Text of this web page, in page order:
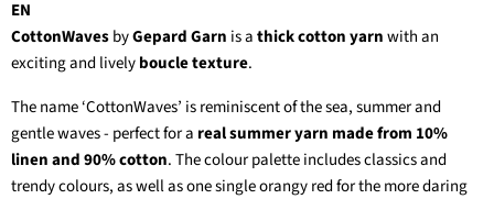
EN
CottonWavesbyGepard Garn is athick cotton yarnwith an
exciting and livelyboucle texture.
The name ‘CottonWaves’ is reminiscent of the sea, summer and
gentle waves - perfect for a real summer yarn made from 10%
linen and 90% cotton. The colour palette includes classics and
trendy colours, as well as one single orangy red for the more daring